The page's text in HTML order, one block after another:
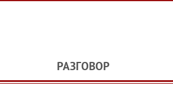
РАЗГОВОР